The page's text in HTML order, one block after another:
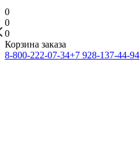
0
0
0
Корзина заказа
8-800-222-07-34+7 928-137-44-94